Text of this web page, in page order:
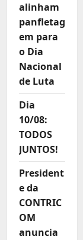
alinham
panfletag
em para
o Dia
Nacional
de Luta
Dia
10/08:
TODOS
JUNTOS!
President
e da
CONTRIC
OM
anuncia